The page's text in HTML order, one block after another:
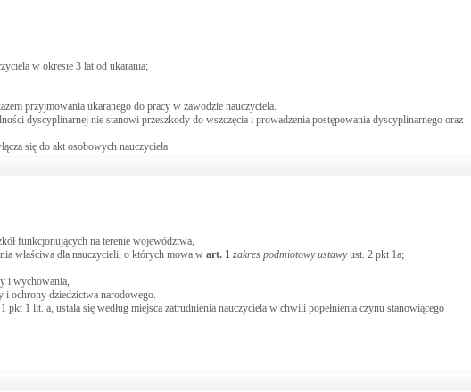
w okresie 3 lat od ukarania;
przyjmowania ukaranego do pracy w zawodzie nauczyciela.
dyscyplinarnej nie stanowi przeszkody do wszczęcia i prowadzenia postępowania dyscyplinarnego oraz
się do akt osobowych nauczyciela.
funkcjonujących na terenie województwa,
właściwa dla nauczycieli, o których mowa w art. 1 zakres podmiotowy ustawyust. 2 pkt 1a;
i wychowania,
i ochrony dziedzictwa narodowego.
1 lit. a, ustala się według miejsca zatrudnienia nauczyciela w chwili popełnienia czynu stanowiącego